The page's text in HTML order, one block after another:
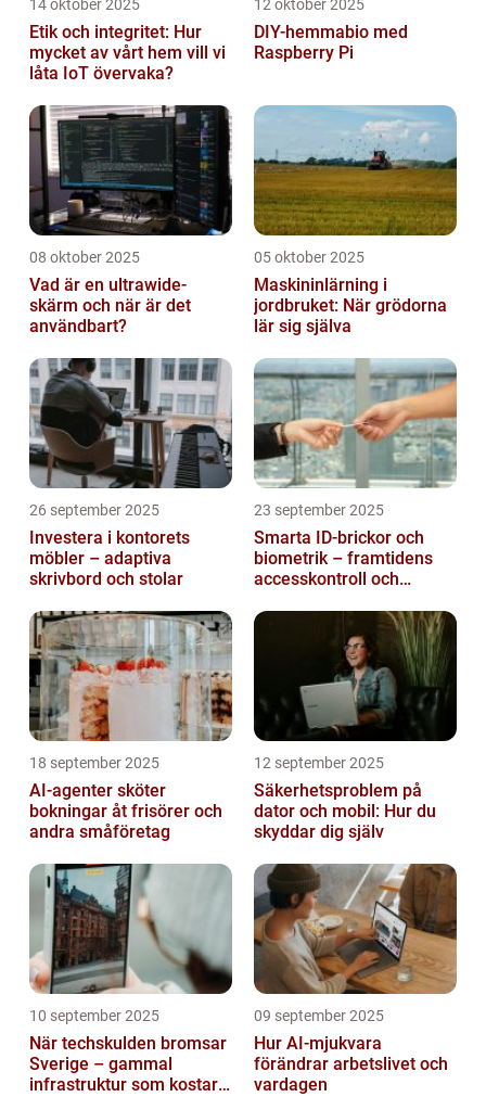
14 oktober 2025
Etik och integritet: Hur
mycket av vårt hem vill vi
låta IoT övervaka?
12 oktober 2025
DIY-hemmabio med
Raspberry Pi
08 oktober 2025
Vad är en ultrawide-
skärm och när är det
användbart?
05 oktober 2025
Maskininlärning i
jordbruket: När grödorna
lär sig själva
26 september 2025
Investera i kontorets
möbler – adaptiva
skrivbord och stolar
23 september 2025
Smarta ID-brickor och
biometrik – framtidens
accesskontroll och
18 september 2025
AI-agenter sköter
bokningar åt frisörer och
andra småföretag
12 september 2025
Säkerhetsproblem på
dator och mobil: Hur du
skyddar dig själv
10 september 2025
När techskulden bromsar
Sverige – gammal
infrastruktur som kostar
09 september 2025
Hur AI-mjukvara
förändrar arbetslivet och
vardagen